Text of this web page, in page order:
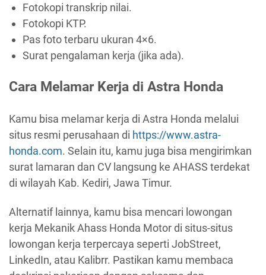
Fotokopi transkrip nilai.
Fotokopi KTP.
Pas foto terbaru ukuran 4×6.
Surat pengalaman kerja (jika ada).
Cara Melamar Kerja di Astra Honda
Kamu bisa melamar kerja di Astra Honda melalui
situs resmi perusahaan di https://www.astra-
honda.com. Selain itu, kamu juga bisa mengirimkan
surat lamaran dan CV langsung ke AHASS terdekat
di wilayah Kab. Kediri, Jawa Timur.
Alternatif lainnya, kamu bisa mencari lowongan
kerja Mekanik Ahass Honda Motor di situs-situs
lowongan kerja terpercaya seperti JobStreet,
LinkedIn, atau Kalibrr. Pastikan kamu membaca